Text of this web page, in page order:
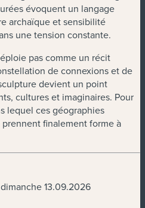
évoquent un langage
archaïque et sensibilité
une tension constante.
pas comme un récit
de connexions et de
devient un point
cultures et imaginaires. Pour
lequel ces géographies
finalement forme à
13.09.2026